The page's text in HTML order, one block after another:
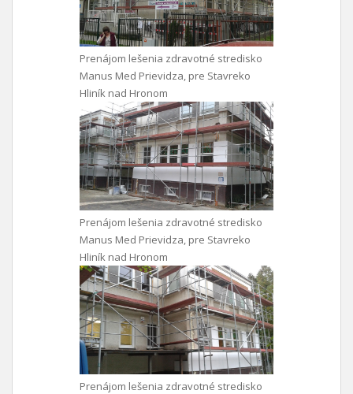
Prenájom lešenia zdravotné stredisko
Manus Med Prievidza, pre Stavreko
Hliník nad Hronom
Prenájom lešenia zdravotné stredisko
Manus Med Prievidza, pre Stavreko
Hliník nad Hronom
Prenájom lešenia zdravotné stredisko